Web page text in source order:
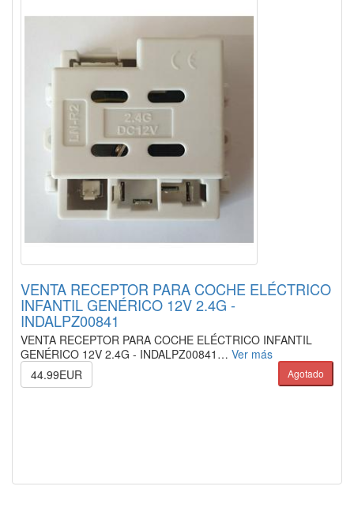
VENTA RECEPTOR PARA COCHE ELÉCTRICO
INFANTIL GENÉRICO 12V 2.4G -
INDALPZ00841
VENTA RECEPTOR PARA COCHE ELÉCTRICO INFANTIL
GENÉRICO 12V 2.4G - INDALPZ00841… Ver más
44.99EUR
Agotado